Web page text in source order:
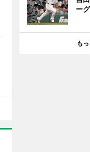
ーグ
も